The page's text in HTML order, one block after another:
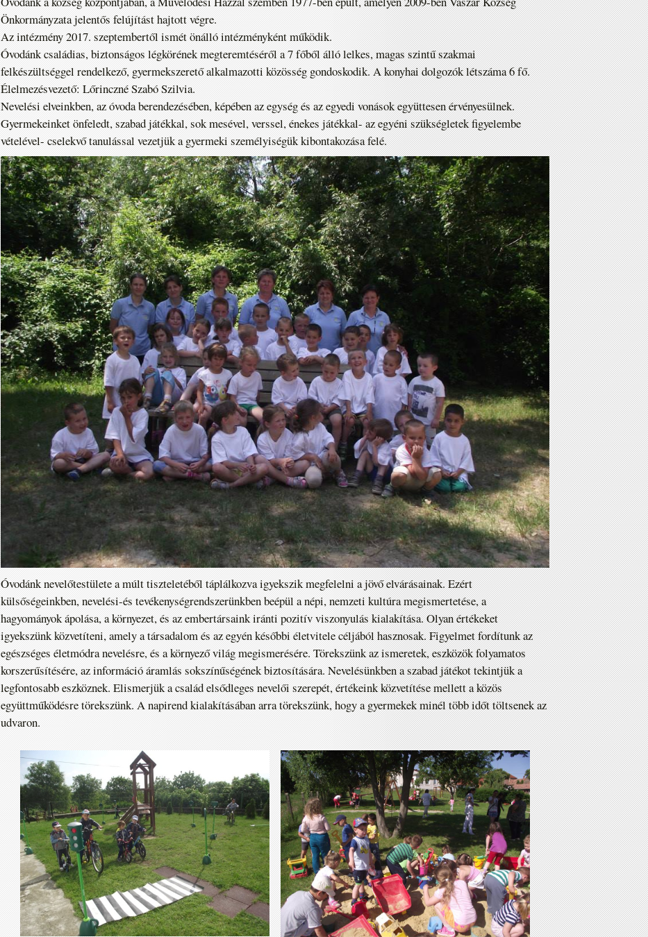
Önkormányzata jelentős felújítást hajtott végre.
Az intézmény 2017. szeptembertől ismét önálló intézményként működik.
Óvodánk családias, biztonságos légkörének megteremtéséről a 7 főből álló lelkes, magas szintű szakmai
felkészültséggel rendelkező, gyermekszerető alkalmazotti közösség gondoskodik. A konyhai dolgozók létszáma 6 fő.
Élelmezésvezető: Lőrinczné Szabó Szilvia.
Nevelési elveinkben, az óvoda berendezésében, képében az egység és az egyedi vonások együttesen érvényesülnek.
Gyermekeinket önfeledt, szabad játékkal, sok mesével, verssel, énekes játékkal- az egyéni szükségletek figyelembe
vételével- cselekvő tanulással vezetjük a gyermeki személyiségük kibontakozása felé.
Óvodánk nevelőtestülete a múlt tiszteletéből táplálkozva igyekszik megfelelni a jövő elvárásainak. Ezért
külsőségeinkben, nevelési-és tevékenységrendszerünkben beépül a népi, nemzeti kultúra megismertetése, a
hagyományok ápolása, a környezet, és az embertársaink iránti pozitív viszonyulás kialakítása. Olyan értékeket
igyekszünk közvetíteni, amely a társadalom és az egyén későbbi életvitele céljából hasznosak. Figyelmet fordítunk az
egészséges életmódra nevelésre, és a környező világ megismerésére. Törekszünk az ismeretek, eszközök folyamatos
korszerűsítésére, az információ áramlás sokszínűségének biztosítására. Nevelésünkben a szabad játékot tekintjük a
legfontosabb eszköznek. Elismerjük a család elsődleges nevelői szerepét, értékeink közvetítése mellett a közös
együttműködésre törekszünk. A napirend kialakításában arra törekszünk, hogy a gyermekek minél több időt töltsenek az
udvaron.